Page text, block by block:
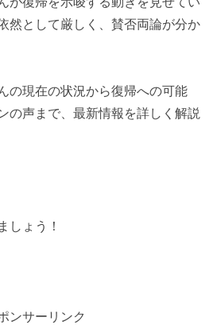
然として厳しく、賛否両論が分か
の現在の状況から復帰への可能
の声まで、最新情報を詳しく解説
しょう！
ンサーリンク